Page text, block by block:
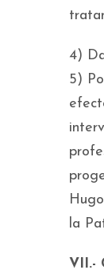
4)
5)
la
VII.-